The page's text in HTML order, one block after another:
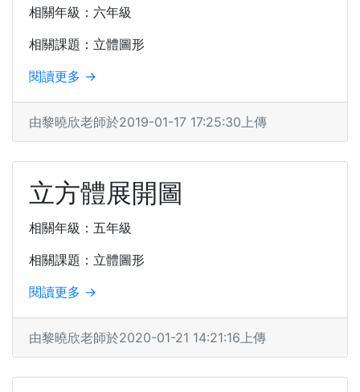
相關年級：六年級
相關課題：立體圖形
閱讀更多 →
由黎曉欣老師於2019-01-17 17:25:30上傳
立方體展開圖
相關年級：五年級
相關課題：立體圖形
閱讀更多 →
由黎曉欣老師於2020-01-21 14:21:16上傳